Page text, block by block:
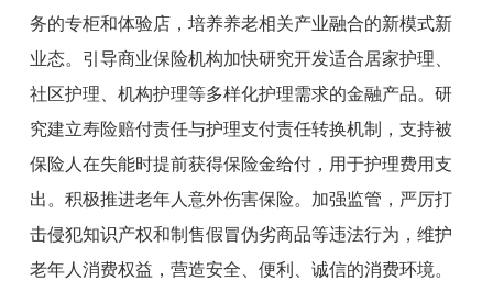
务的专柜和体验店，培养养老相关产业融合的新模式新
业态。引导商业保险机构加快研究开发适合居家护理、
社区护理、机构护理等多样化护理需求的金融产品。研
究建立寿险赔付责任与护理支付责任转换机制，支持被
保险人在失能时提前获得保险金给付，用于护理费用支
出。积极推进老年人意外伤害保险。加强监管，严厉打
击侵犯知识产权和制售假冒伪劣商品等违法行为，维护
老年人消费权益，营造安全、便利、诚信的消费环境。